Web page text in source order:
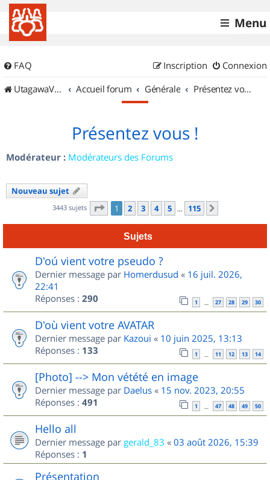
Menu
FAQ Connexion
Inscription
UtagawaVTT (Randos VTT et VTTAE avec traces GPS)
Accueil forum Générale Présentez vous !
Présentez vous !
Modérateur : Modérateurs des Forums
Nouveau sujet
3443 sujets Page 1sur 115
1 2 3 4 5 … 115
Sujets
D'oú vient votre pseudo ?
Dernier message par Homerdusud « 16 juil. 2026,
22:41
Réponses : 290 1 … 27 28 29 30
D'où vient votre AVATAR
Dernier message par Kazoui « 10 juin 2025, 13:13
Réponses : 133 1 … 11 12 13 14
[Photo] --> Mon vétété en image
Dernier message par Daelus « 15 nov. 2023, 20:55
Réponses : 491 1 … 47 48 49 50
Hello all
Dernier message par gerald_83 « 03 août 2026, 15:39
Réponses : 1
Présentation